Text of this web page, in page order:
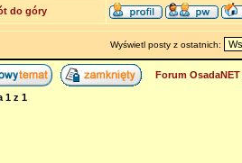
do góry
Wyświetl posty z ostatnich:
Forum
1z 1